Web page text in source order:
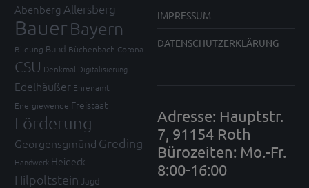
Abenberg Allersberg
Bauer Bayern
Bildung Bund Büchenbach Corona
CSU Denkmal Digitalisierung
Edelhäußer Ehrenamt
Energiewende Freistaat
Förderung
Georgensgmünd Greding
Handwerk Heideck
Hilpoltstein Jagd
IMPRESSUM
DATENSCHUTZERKLÄRUNG
Adresse: Hauptstr.
7, 91154 Roth
Bürozeiten: Mo.-Fr.
8:00-16:00